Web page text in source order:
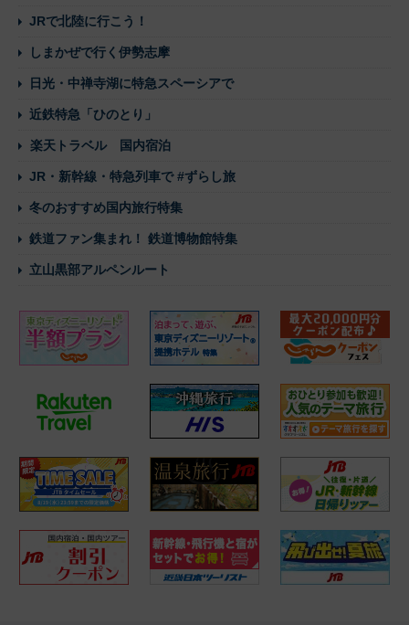
JRで北陸に行こう！
しまかぜで行く伊勢志摩
日光・中禅寺湖に特急スペーシアで
近鉄特急「ひのとり」
楽天トラベル 国内宿泊
JR・新幹線・特急列車で #ずらし旅
冬のおすすめ国内旅行特集
鉄道ファン集まれ！ 鉄道博物館特集
立山黒部アルペンルート